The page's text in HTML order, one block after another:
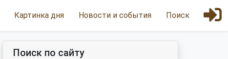
Картинка дня Новости и события Поиск
Поиск по сайту